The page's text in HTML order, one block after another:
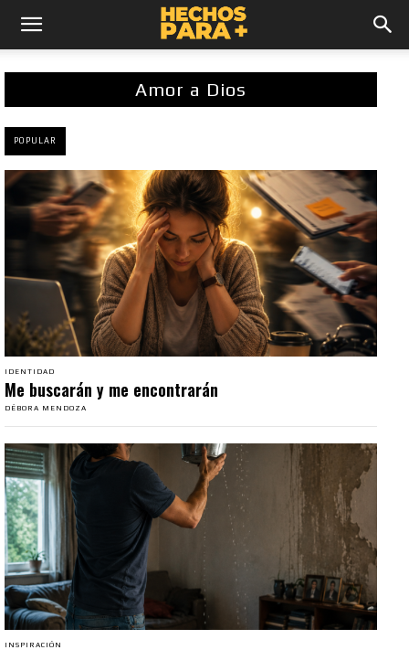
Amor a Dios
POPULAR
IDENTIDAD
Me buscarán y me encontrarán
DÉBORA MENDOZA
INSPIRACIÓN